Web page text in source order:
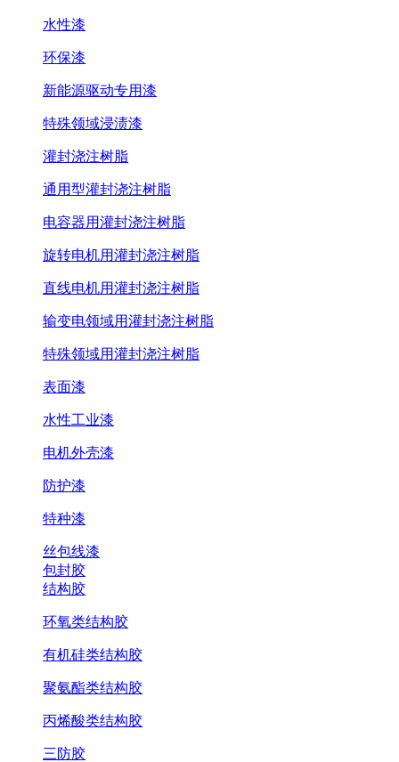
水性漆
环保漆
新能源驱动专用漆
特殊领域浸渍漆
灌封浇注树脂
通用型灌封浇注树脂
电容器用灌封浇注树脂
旋转电机用灌封浇注树脂
直线电机用灌封浇注树脂
输变电领域用灌封浇注树脂
特殊领域用灌封浇注树脂
表面漆
水性工业漆
电机外壳漆
防护漆
特种漆
丝包线漆
包封胶
结构胶
环氧类结构胶
有机硅类结构胶
聚氨酯类结构胶
丙烯酸类结构胶
三防胶